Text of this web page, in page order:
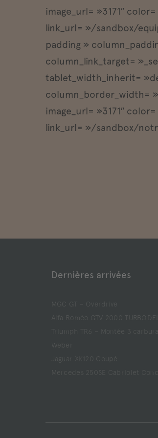
image_url= »3171″
link_url= »/sandbox/
padding »
column_link_target=
tablet_width_inherit=
column_border_width=
image_url= »3171″
link_url= »/sandbox/
Dernières arrivées
MGC GT – Overdrive
Alfa Roméo GTV 2000
Triumph TR6 – Montée 3
Weber
Jaguar XK120 Coupé
Mercedes 250SE Cabriolet